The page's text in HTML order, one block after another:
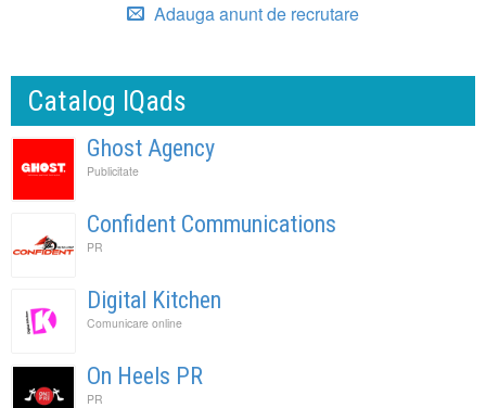
Adauga anunt de recrutare
Catalog IQads
Ghost Agency
Publicitate
Confident Communications
PR
Digital Kitchen
Comunicare online
On Heels PR
PR